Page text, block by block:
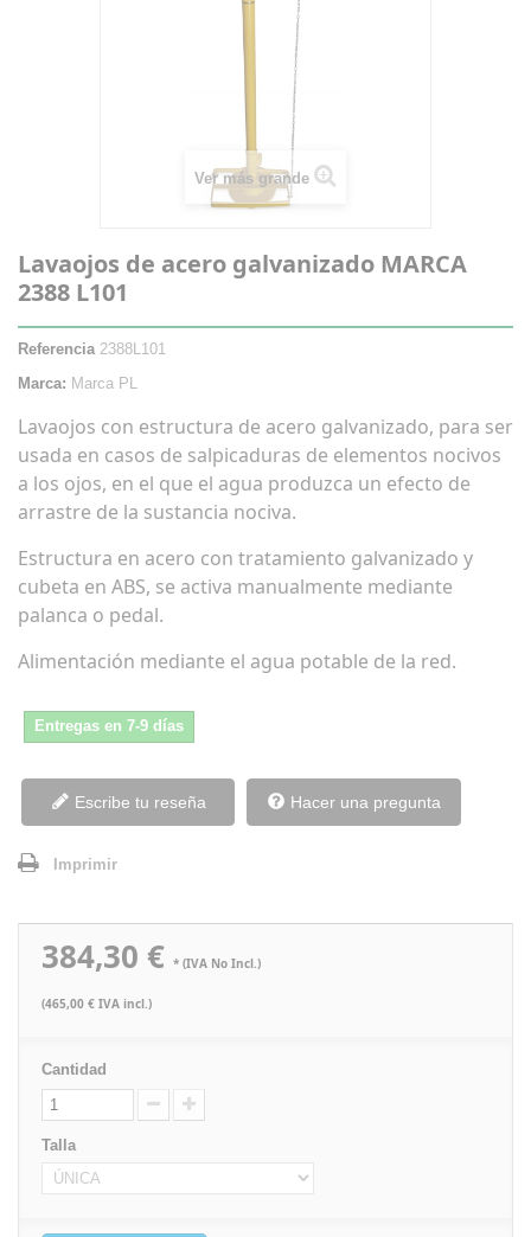
Ver más grande
Lavaojos de acero galvanizado MARCA
2388 L101
Referencia 2388L101
Marca: Marca PL
Lavaojos con estructura de acero galvanizado, para ser
usada en casos de salpicaduras de elementos nocivos
a los ojos, en el que el agua produzca un efecto de
arrastre de la sustancia nociva.
Estructura en acero con tratamiento galvanizado y
cubeta en ABS, se activa manualmente mediante
palanca o pedal.
Alimentación mediante el agua potable de la red.
Entregas en 7-9 días
Escribe tu reseña Hacer una pregunta
Imprimir
384,30 € * (IVA No Incl.)
(465,00 € IVA incl.)
Cantidad
Talla